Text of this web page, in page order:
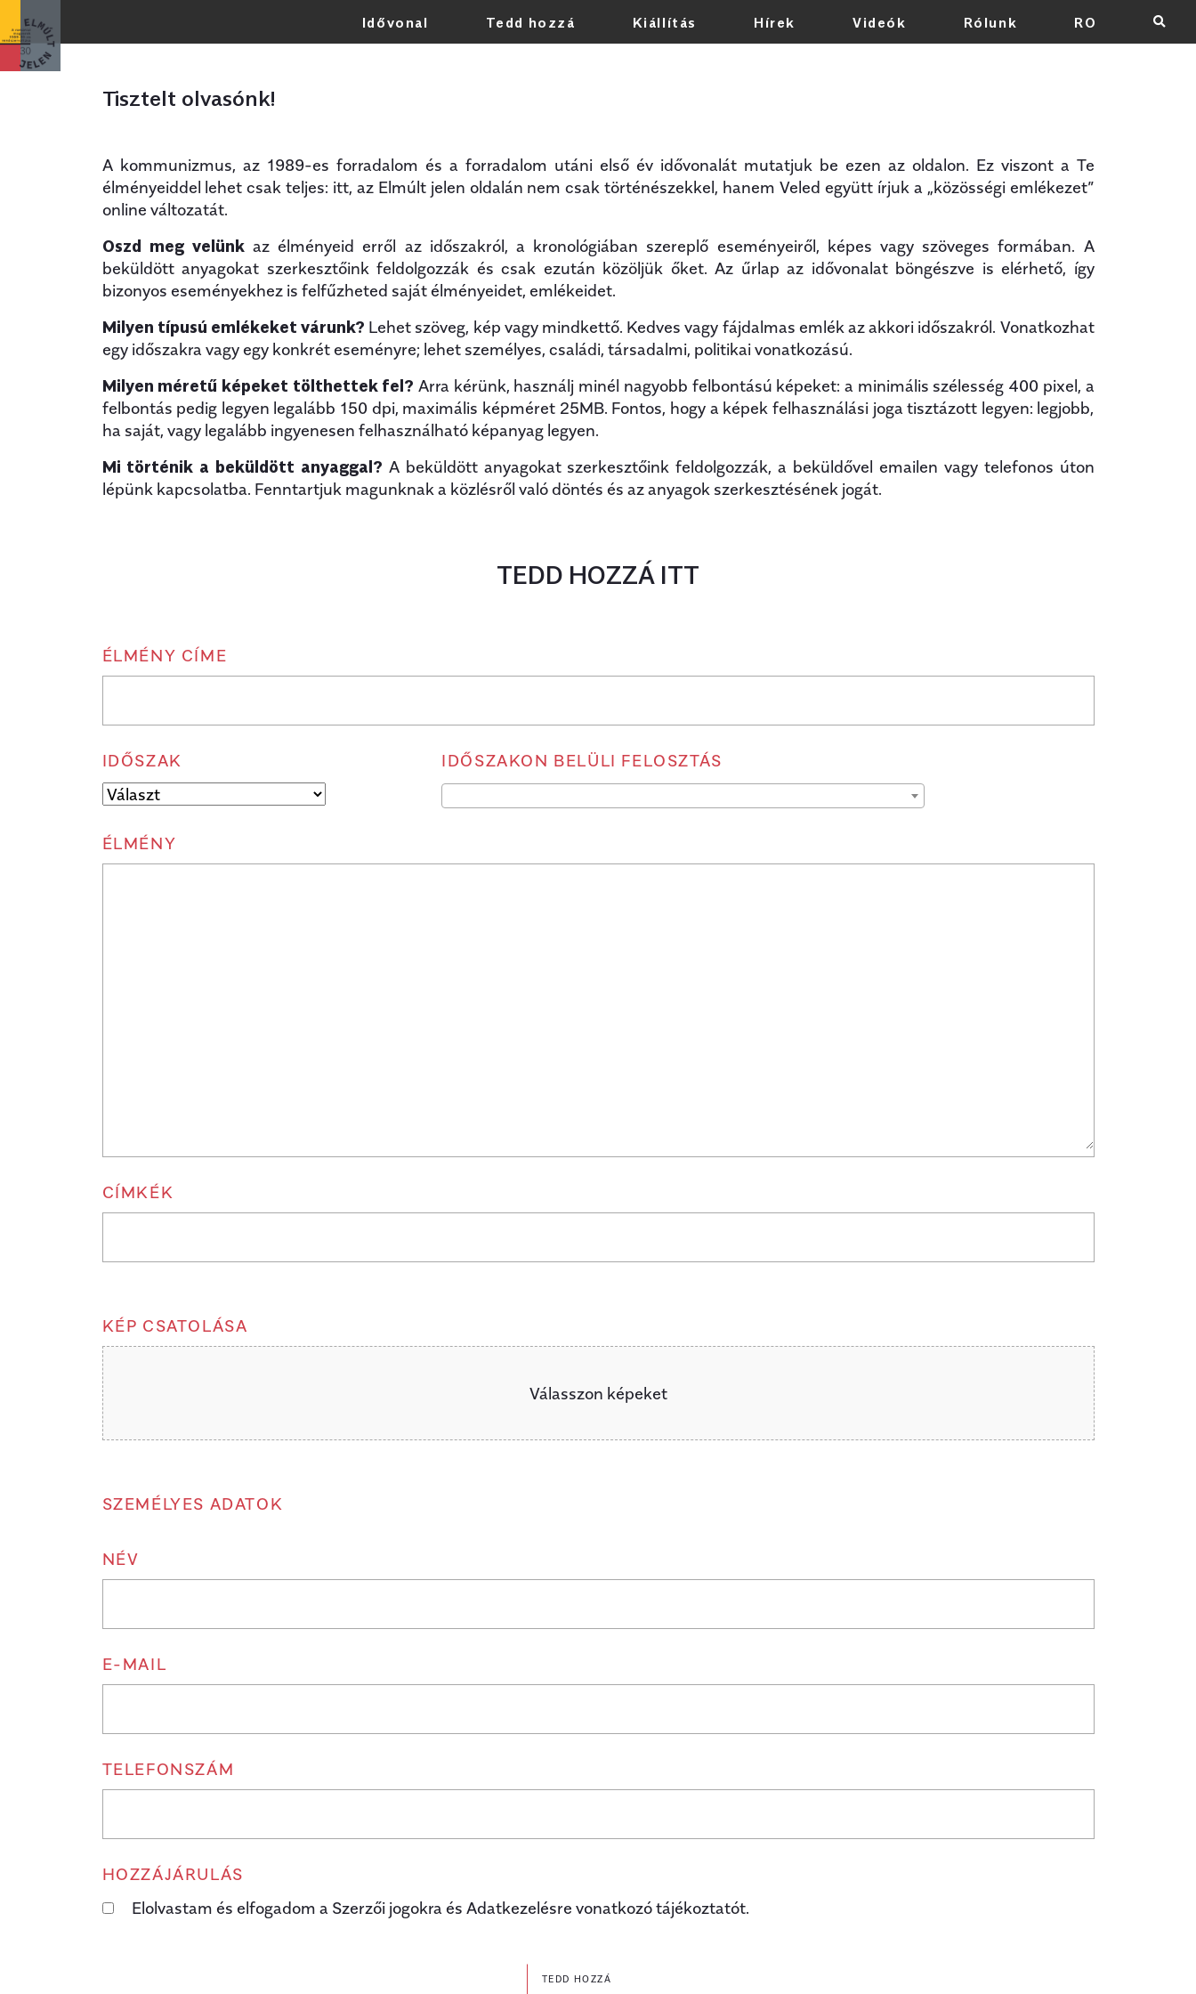
Idővonal Tedd hozzá Kiállítás Hírek Videók Rólunk RO
×
Tisztelt olvasónk!
A kommunizmus, az 1989-es forradalom és a forradalom utáni első év idővonalát mutatjuk be ezen az oldalon. Ez viszont a Te
élményeiddel lehet csak teljes: itt, az Elmúlt jelen oldalán nem csak történészekkel, hanem Veled együtt írjuk a „közösségi emlékezet”
online változatát.
Oszd meg velünkaz élményeid erről az időszakról, a kronológiában szereplő eseményeiről, képes vagy szöveges formában. A
beküldött anyagokat szerkesztőink feldolgozzák és csak ezután közöljük őket. Az űrlap az idővonalat böngészve is elérhető, így
bizonyos eseményekhez is felfűzheted saját élményeidet, emlékeidet.
Milyen típusú emlékeket várunk? Lehet szöveg, kép vagy mindkettő. Kedves vagy fájdalmas emlék az akkori időszakról. Vonatkozhat
egy időszakra vagy egy konkrét eseményre; lehet személyes, családi, társadalmi, politikai vonatkozású.
Milyen méretű képeket tölthettek fel? Arra kérünk, használj minél nagyobb felbontású képeket: a minimális szélesség 400 pixel, a
felbontás pedig legyen legalább 150 dpi, maximális képméret 25MB. Fontos, hogy a képek felhasználási joga tisztázott legyen: legjobb,
ha saját, vagy legalább ingyenesen felhasználható képanyag legyen.
Mi történik a beküldött anyaggal? A beküldött anyagokat szerkesztőink feldolgozzák, a beküldővel emailen vagy telefonos úton
lépünk kapcsolatba. Fenntartjuk magunknak a közlésről való döntés és az anyagok szerkesztésének jogát.
TEDD HOZZÁ ITT
ÉLMÉNY CÍME
IDŐSZAK IDŐSZAKON BELÜLI FELOSZTÁS
ÉLMÉNY
CÍMKÉK
KÉP CSATOLÁSA
Válasszon képeket
SZEMÉLYES ADATOK
NÉV
E-MAIL
TELEFONSZÁM
HOZZÁJÁRULÁS
Elolvastam és elfogadom a Szerzői jogokra és Adatkezelésre vonatkozó tájékoztatót.
TEDD HOZZÁ